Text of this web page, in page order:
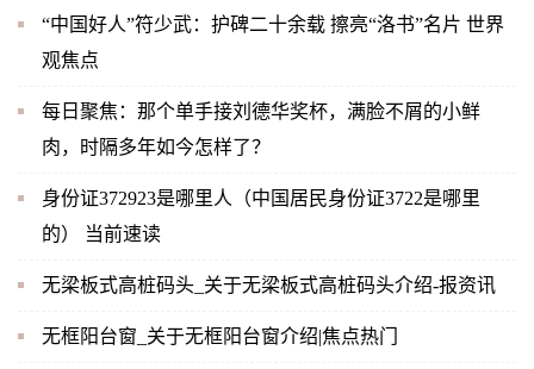
“中国好人”符少武：护碑二十余载 擦亮“洛书”名片 世界
观焦点
每日聚焦：那个单手接刘德华奖杯，满脸不屑的小鲜
肉，时隔多年如今怎样了？
身份证372923是哪里人（中国居民身份证3722是哪里
的） 当前速读
无梁板式高桩码头_关于无梁板式高桩码头介绍-报资讯
无框阳台窗_关于无框阳台窗介绍|焦点热门